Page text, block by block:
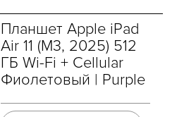
Планшет Apple iPad
Air 11 (M3, 2025) 512
ГБ Wi-Fi + Cellular
Фиолетовый | Purple